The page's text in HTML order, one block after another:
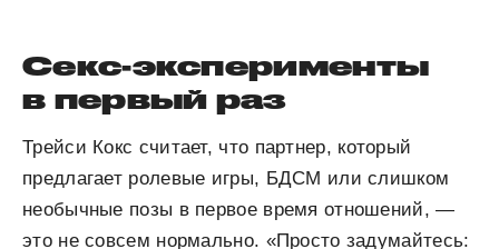
Секс-эксперименты
в первый раз
Трейси Кокс считает, что партнер, который
предлагает ролевые игры, БДСМ или слишком
необычные позы в первое время отношений, —
это не совсем нормально. «Просто задумайтесь: